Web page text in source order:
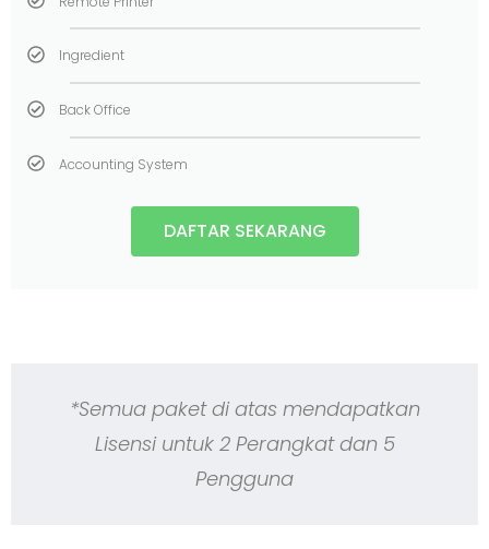
Ingredient
Back Office
Accounting System
DAFTAR SEKARANG
*Semua paket di atas mendapatkan
Lisensi untuk 2 Perangkat dan 5
Pengguna